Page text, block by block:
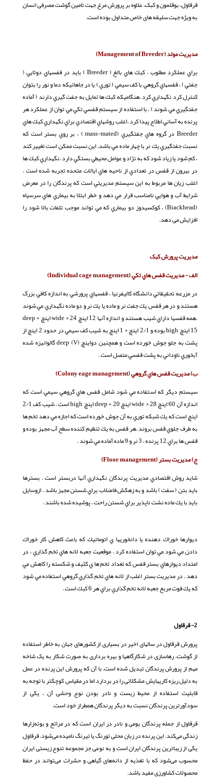
قرقاول، بوقلمون و کبک، علاوه بر پرورش مرغ جهت تامین گوشت مصرفی انسان
به ویژه جهت سلیقه های خاص متداول بوده است.
مديريت مولد (Management of Breeder
)
براي عملكرد مطلوب ، كبك هاي بالغ ( Breeder ) بايد در قفسهاي دوتايي (
جفتي ) ، قفسهاي گروهي با كف سيمي ( توري ) يا در جاهائيكه دما و نور را بتوان
كنترل كرد نگهداري كرد .هنگاميكه كبك ها تمايل به جفت گيري دارند ( آماده
جفتگيري مي شوند ) ، با استفاده از سيستم قفسي تكي مي توان از عملكرد هر
پرنده به آساني اطلاع پيدا كرد .اغلب روشهاي اقتصادي براي نگهداري كبك هاي
Breeder در گروه هاي جفتگيري (mass-mated ) ، بر روي بستر است كه
نسبت جفتگيري يك نر با چهار ماده مي باشد. اين نسبت ممكن است تغيير كند
، كم شود يا زياد شود كه به نژاد و عوامل محيطي بستگي دارد .نگهداري كبك ها
در بيرون از قفس در تعدادي از ناحيه هاي ايالات متحده تجربه شده است .
اغلب زيان ها مربوط به اين سيستم مديريتي است كه پرندگان را در معرض
شرايط آب و هوايي نامناسب قرار مي دهد و خطر ابتلا به بيماري هاي سرسياه
(Biackhead) ، كوكسيدوز دو بيماري كه مي تواند موجب تلفات بالا شود را
افزایش می دهد.
مديريت پرورش کبک
الف - مديريت قفس هاي تكي (Individual cage management
)
در مزرعه تحقيقاتي دانشگاه كاليفرنيا ، قفسهاي پرورشي به اندازه كافي بزرگ
هستند و در هر قفس يك جفت نر و ماده يا يك نر و دو ماده نگهداري مي شوند
.همه قفسها داراي شيب هستند و اندازه آنها 12 اينچ wide × 24 اينچ deep ×
15 اينچ high بوده و 2/1 اينچ × 1 اينچ به شيب كف سيمي در حدود 2 اينچ از
پشت به جلو جوش خورده است و همچنین دواينچ deep (V) گالوانيزه شده
آبخوري ناوداني به پشت قفسي متصل است .
ب) مديريت قفس هاي گروهي (Colony eage management
)
سيستم ديگر كه استفاده مي شود شامل قفس هاي گروهي سيمي است كه
اندازه آن 60 اينچ wide × 28 اينچ deep × 20 اينچ high است . شيب كف 2/1
اينچ است كه يك شبكه توري به آن جوش خورده است كه اجازه مي دهد تخم ها
به طرف جلوي قفس بروند .هر قفس به يك تنظيم كننده سطح آب مجهز بوده و
قفس ها براي 12 پرنده ، 3 نر و 9 ماده آماده مي شوند .
ج) مديريت بستر (Floor management
)
شايد روش اقتصادي مديريت پرندگان نگهداري آنها دربستر است . بسترها
بايد بتن ( سفت ) باشد و به زهكش فاضلاب براي شستن مجهز باشد . ازوسايل
بايد با يك ماده نشت ناپذير براي شستن راحت ، پوشيده شده باشند .
دیوارها خوراك دهنده يا دانخوريها ي اتوماتيك كه باعث كاهش كار خوراك
دادن مي شود مي توان استفاده كرد . موقعيت جعبه لانه هاي تخم گذاري ، در
امتداد ديوارهاي بستر قفس كه تعداد تخم ها ي كثيف و شكسته را كاهش مي
دهد . در مديريت بستر اغلب از لانه هاي تخم گذاري گروهي استفاده مي شود
كه يك فوت مربع جعبه لانه تخم گذاري براي هر 6 كبك است .
2- قرقاول
پرورش قرقاول در سالهای اخیر در بسیاری از کشورهای جهان به خاطر استفاده
از گوشت، رهاسازی در شکارگاهها و بهره برداری به صورت شکار به یک شاخه
مهم از پرورش پرندگان تبدیل شده است. با آن که پرورش این پرنده در عمل
به دلیل ریزه کاریهایش مشکلاتی را در بردارد اما در مقیاس کوچکتر با توجه به
قابلیت استفاده از محیط زیست و نادر بودن نوع وحشی آن ، یکی از
سودآورترین پرندگان نسبت به دیگر پرندگان همطراز خود است.
قرقاول از جمله پرندگان بومی و نادر در ایران است که در مراتع و بوته‌زارها
زندگی می‌کند. این پرنده در زبان محلی تورنگ یا تیرنگ نامیده می‌شود. قرقاول
یکی از زیباترین پرندگان ایران است و به نوعی جز مجموعه تنوع زیستی ایران
محسوب می‌شود که با تغذیه از دانه‌های گیاهی و حشرات می‌تواند در حفظ
محصولات کشاورزی مفید باشد.